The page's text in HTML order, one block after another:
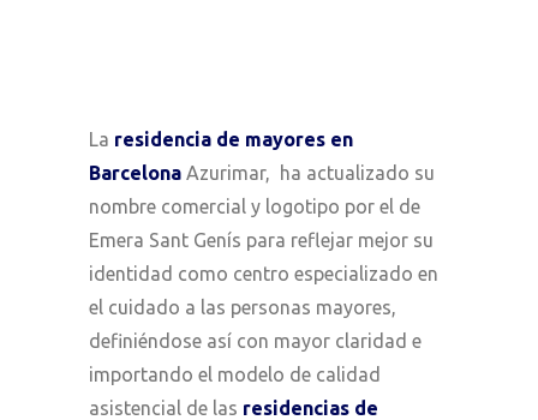
La residencia de mayores en
Barcelona Azurimar, ha actualizado su
nombre comercial y logotipo por el de
Emera Sant Genís para reflejar mejor su
identidad como centro especializado en
el cuidado a las personas mayores,
definiéndose así con mayor claridad e
importando el modelo de calidad
asistencial de las residencias de